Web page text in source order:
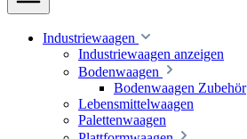
Industriewaagen
Industriewaagen anzeigen
Bodenwaagen
Bodenwaagen Zubehör
Lebensmittelwaagen
Palettenwaagen